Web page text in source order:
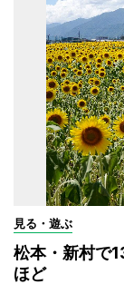
見る・遊ぶ
松本・新村で
ほど